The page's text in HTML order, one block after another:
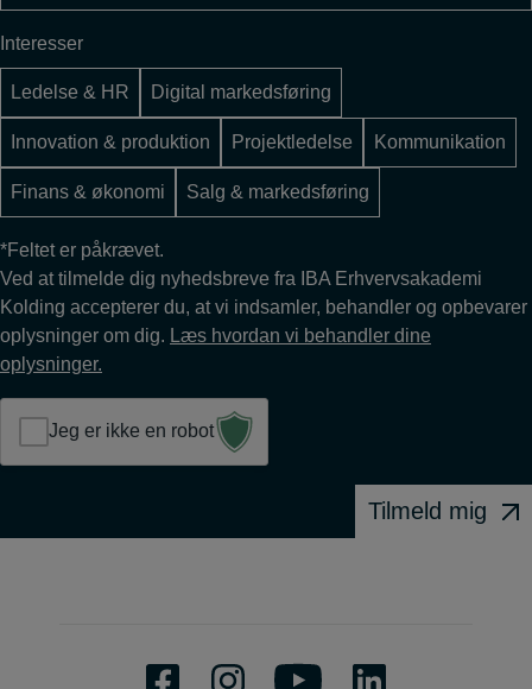
Interesser
Ledelse & HR Digital markedsføring
Innovation & produktion Projektledelse Kommunikation
Finans & økonomi Salg & markedsføring
*Feltet er påkrævet.
Ved at tilmelde dig nyhedsbreve fra IBA Erhvervsakademi
Kolding accepterer du, at vi indsamler, behandler og opbevarer
oplysninger om dig. Læs hvordan vi behandler dine
oplysninger.
Jeg er ikke en robot
Tilmeld mig